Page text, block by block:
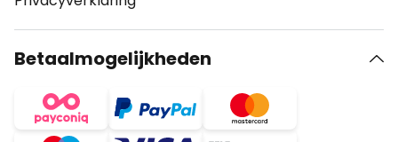
Betaalmogelijkheden